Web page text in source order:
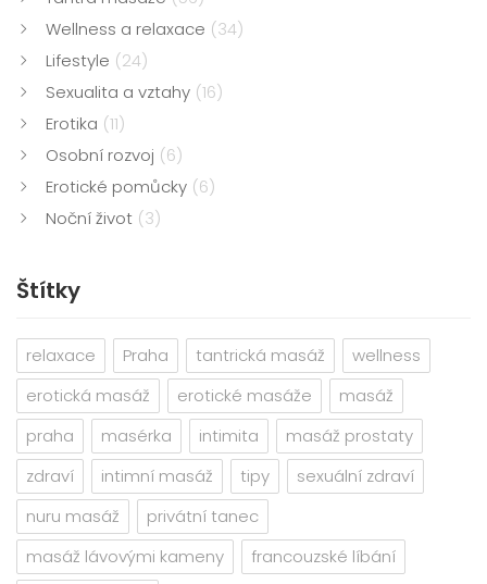
Wellness a relaxace (34)
Lifestyle (24)
Sexualita a vztahy (16)
Erotika (11)
Osobní rozvoj (6)
Erotické pomůcky (6)
Noční život (3)
Štítky
relaxace Praha tantrická masáž
wellness
erotická masáž
erotické masáže
masáž
praha
masérka intimita
masáž prostaty
zdraví
intimní masáž tipy
sexuální zdraví
nuru masáž
privátní tanec
masáž lávovými kameny
francouzské líbání